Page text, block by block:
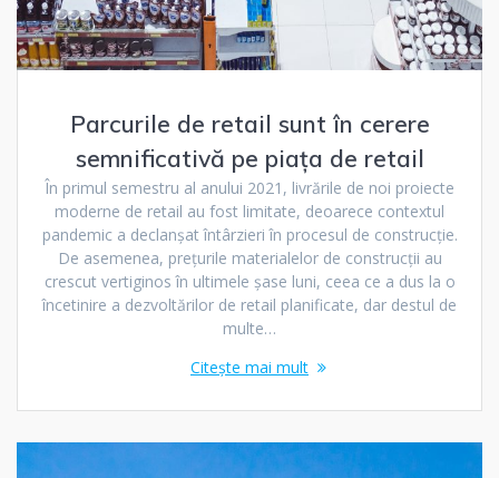
Parcurile de retail sunt în cerere
semnificativă pe piața de retail
În primul semestru al anului 2021, livrările de noi proiecte
moderne de retail au fost limitate, deoarece contextul
pandemic a declanșat întârzieri în procesul de construcție.
De asemenea, prețurile materialelor de construcții au
crescut vertiginos în ultimele șase luni, ceea ce a dus la o
încetinire a dezvoltărilor de retail planificate, dar destul de
multe…
Citește mai mult